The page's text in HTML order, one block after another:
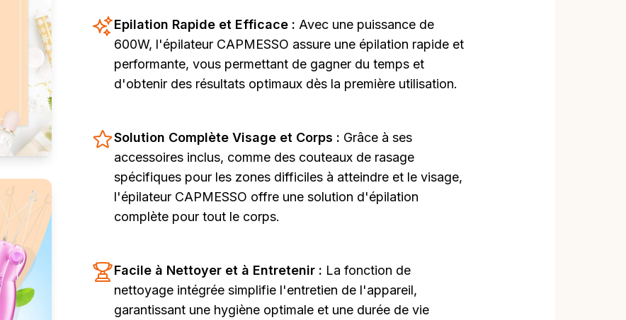
Epilation Rapide et Efficace : Avec une puissance de
600W, l'épilateur CAPMESSO assure une épilation rapide et
performante, vous permettant de gagner du temps et
d'obtenir des résultats optimaux dès la première utilisation.
Solution Complète Visage et Corps : Grâce à ses
accessoires inclus, comme des couteaux de rasage
spécifiques pour les zones difficiles à atteindre et le visage,
l'épilateur CAPMESSO offre une solution d'épilation
complète pour tout le corps.
Facile à Nettoyer et à Entretenir : La fonction de
nettoyage intégrée simplifie l'entretien de l'appareil,
garantissant une hygiène optimale et une durée de vie